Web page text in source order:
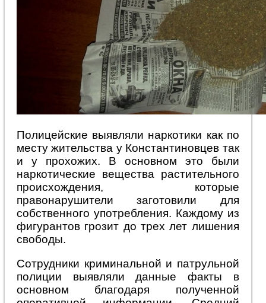
Полицейские выявляли наркотики как по
месту жительства у Константиновцев так
и у прохожих. В основном это были
наркотические вещества растительного
происхождения, которые
правонарушители заготовили для
собственного употребления. Каждому из
фигурантов грозит до трех лет лишения
свободы.
Сотрудники криминальной и патрульной
полиции выявляли данные факты в
основном благодаря полученной